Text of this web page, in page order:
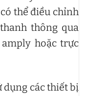
thể điều chỉnh
thông qua
hoặc trực
dụng các thiết bị